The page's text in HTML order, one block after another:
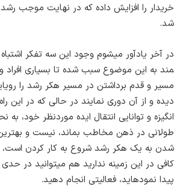
خریدار را افزایش داده که در نهایت موجب
شد.
مند به این موضوع سبب شده تا بسیاری افراد
مسیر و قدم برداشتن در مسیر هکر رشد را
دیده و از آن دوری نمایند در حالی که در این
انگیزه و توانایی انتقال ایده موردنظر خود،
طولانی در ذهن مخاطب بماند، نیست و بهترین
شدن به یک هکر رشد شروع به کار کردن است،
کافی در این زمینه ندارید هم میتوانید در
پیدا نموده­اید، فعالیتی انجام دهید.